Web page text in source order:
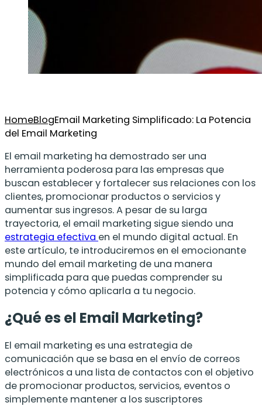
HomeBlogEmail Marketing Simplificado: La Potencia
del Email Marketing
El email marketing ha demostrado ser una
herramienta poderosa para las empresas que
buscan establecer y fortalecer sus relaciones con los
clientes, promocionar productos o servicios y
aumentar sus ingresos. A pesar de su larga
trayectoria, el email marketing sigue siendo una
estrategia efectiva en el mundo digital actual. En
este artículo, te introduciremos en el emocionante
mundo del email marketing de una manera
simplificada para que puedas comprender su
potencia y cómo aplicarla a tu negocio.
¿Qué es el Email Marketing?
El email marketing es una estrategia de
comunicación que se basa en el envío de correos
electrónicos a una lista de contactos con el objetivo
de promocionar productos, servicios, eventos o
simplemente mantener a los suscriptores